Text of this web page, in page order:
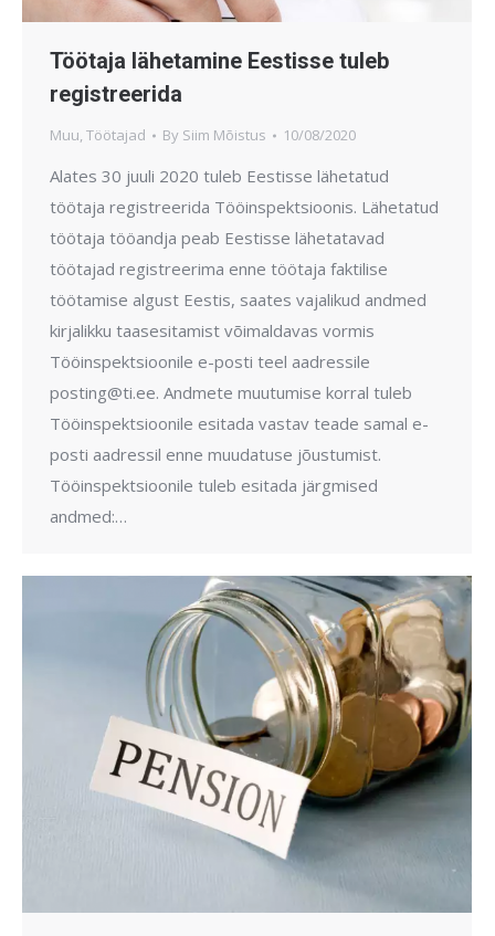
Töötaja lähetamine Eestisse tuleb
registreerida
Muu, Töötajad By Siim Mõistus 10/08/2020
Alates 30 juuli 2020 tuleb Eestisse lähetatud
töötaja registreerida Tööinspektsioonis. Lähetatud
töötaja tööandja peab Eestisse lähetatavad
töötajad registreerima enne töötaja faktilise
töötamise algust Eestis, saates vajalikud andmed
kirjalikku taasesitamist võimaldavas vormis
Tööinspektsioonile e-posti teel aadressile
posting@ti.ee. Andmete muutumise korral tuleb
Tööinspektsioonile esitada vastav teade samal e-
posti aadressil enne muudatuse jõustumist.
Tööinspektsioonile tuleb esitada järgmised
andmed:…